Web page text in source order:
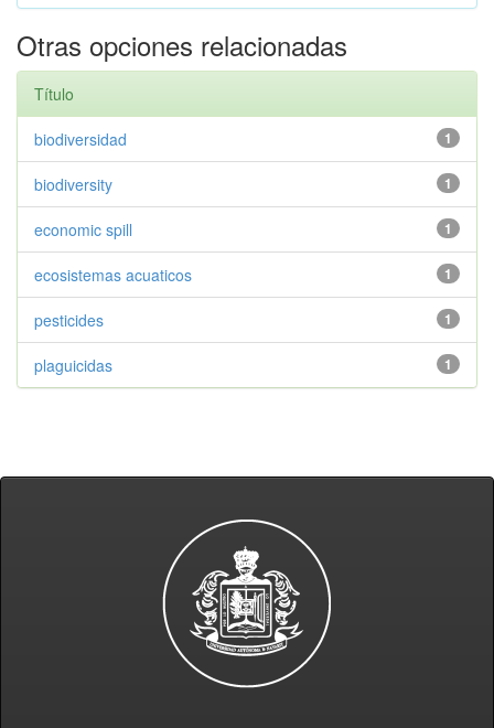
Otras opciones relacionadas
Título
1
biodiversidad
1
biodiversity
1
economic spill
1
ecosistemas acuaticos
1
pesticides
1
plaguicidas